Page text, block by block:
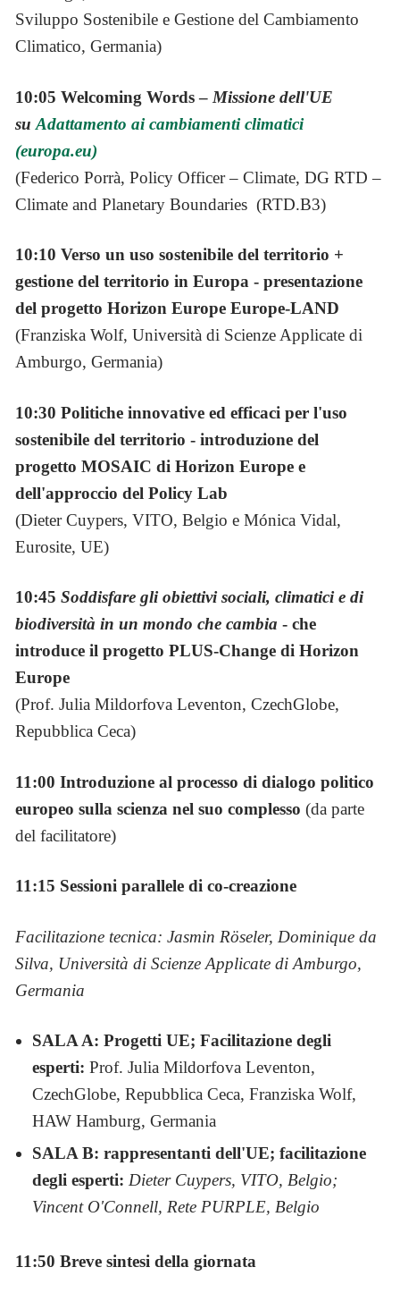
Sviluppo Sostenibile e Gestione del Cambiamento
Climatico, Germania)
10:05 Welcoming Words – Missione dell'UE
suAdattamento ai cambiamenti climatici
(europa.eu)
(Federico Porrà, Policy Officer – Climate, DG RTD –
Climate and Planetary Boundaries (RTD.B3)
10:10 Verso un uso sostenibile del territorio +
gestione del territorio in Europa - presentazione
del progetto Horizon Europe Europe-LAND
(Franziska Wolf, Università di Scienze Applicate di
Amburgo, Germania)
10:30 Politiche innovative ed efficaci per l'uso
sostenibile del territorio - introduzione del
progetto MOSAIC di Horizon Europe e
dell'approccio del Policy Lab
(Dieter Cuypers, VITO, Belgio e Mónica Vidal,
Eurosite, UE)
10:45 Soddisfare gli obiettivi sociali, climatici e di
biodiversità in un mondo che cambia - che
introduce il progetto PLUS-Change di Horizon
Europe
(Prof. Julia Mildorfova Leventon, CzechGlobe,
Repubblica Ceca)
11:00 Introduzione al processo di dialogo politico
europeo sulla scienza nel suo complesso(da parte
del facilitatore)
11:15 Sessioni parallele di co-creazione
Facilitazione tecnica: Jasmin Röseler, Dominique da
Silva, Università di Scienze Applicate di Amburgo,
Germania
SALA A: Progetti UE; Facilitazione degli
esperti:Prof. Julia Mildorfova Leventon,
CzechGlobe, Repubblica Ceca, Franziska Wolf,
HAW Hamburg, Germania
SALA B: rappresentanti dell'UE; facilitazione
degli esperti:Dieter Cuypers, VITO, Belgio;
Vincent O'Connell, Rete PURPLE, Belgio
11:50 Breve sintesi della giornata